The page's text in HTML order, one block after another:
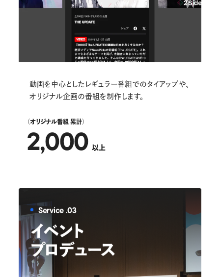
動画を中心としたレギュラー番組でのタイアップや、
オリジナル企画の番組を制作します。
（オリジナル番組 累計）
2,000 以上
Service .03
イベント
プロデュース